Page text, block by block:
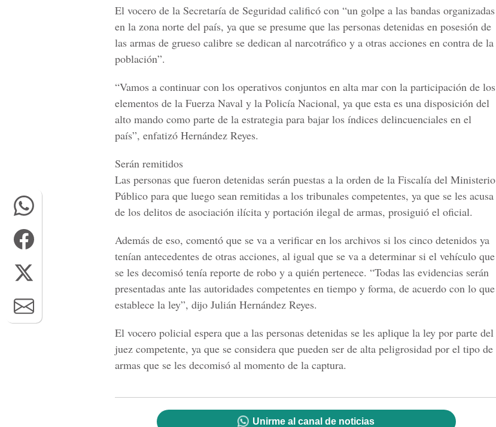
El vocero de la Secretaría de Seguridad calificó con “un golpe a las bandas organizadas
en la zona norte del país, ya que se presume que las personas detenidas en posesión de
las armas de grueso calibre se dedican al narcotráfico y a otras acciones en contra de la
población”.
“Vamos a continuar con los operativos conjuntos en alta mar con la participación de los
elementos de la Fuerza Naval y la Policía Nacional, ya que esta es una disposición del
alto mando como parte de la estrategia para bajar los índices delincuenciales en el
país”, enfatizó Hernández Reyes.
Serán remitidos
Las personas que fueron detenidas serán puestas a la orden de la Fiscalía del Ministerio
Público para que luego sean remitidas a los tribunales competentes, ya que se les acusa
de los delitos de asociación ilícita y portación ilegal de armas, prosiguió el oficial.
Además de eso, comentó que se va a verificar en los archivos si los cinco detenidos ya
tenían antecedentes de otras acciones, al igual que se va a determinar si el vehículo que
se les decomisó tenía reporte de robo y a quién pertenece. “Todas las evidencias serán
presentadas ante las autoridades competentes en tiempo y forma, de acuerdo con lo que
establece la ley”, dijo Julián Hernández Reyes.
El vocero policial espera que a las personas detenidas se les aplique la ley por parte del
juez competente, ya que se considera que pueden ser de alta peligrosidad por el tipo de
armas que se les decomisó al momento de la captura.
Unirme al canal de noticias